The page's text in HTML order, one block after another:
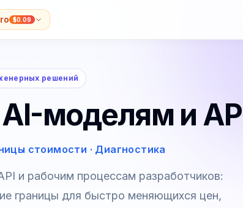
$0.09
решений
моделям и
стоимости · Диагностика
и рабочим процессам разработчиков:
границы для быстро меняющихся цен,